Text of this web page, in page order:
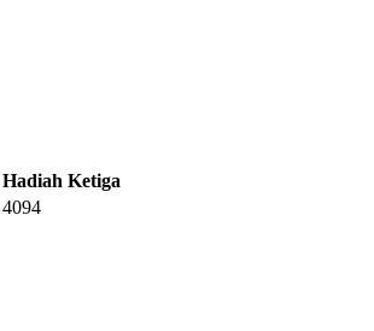
Hadiah Ketiga
4094